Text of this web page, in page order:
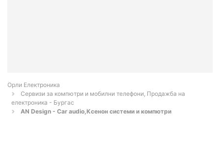
Орли Електроника
Сервизи за компютри и мобилни телефони, Продажба на
електроника - Бургас
AN Design - Car audio,Ксенон системи и компютри